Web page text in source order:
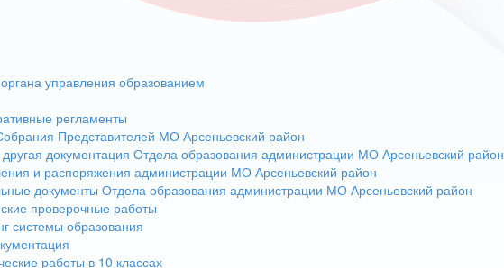
управления образованием
регламенты
Представителей МО Арсеньевский район
документация Отдела образования администрации МО Арсеньевский район
и распоряжения администрации МО Арсеньевский район
документы Отдела образования администрации МО Арсеньевский район
проверочные работы
системы образования
работы в 10 классах